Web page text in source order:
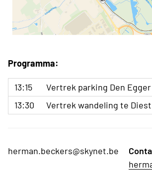
Programma:
13:15
Vertrek parking Den Egger
13:30
Vertrek wandeling te Diest
herman.beckers@skynet.be